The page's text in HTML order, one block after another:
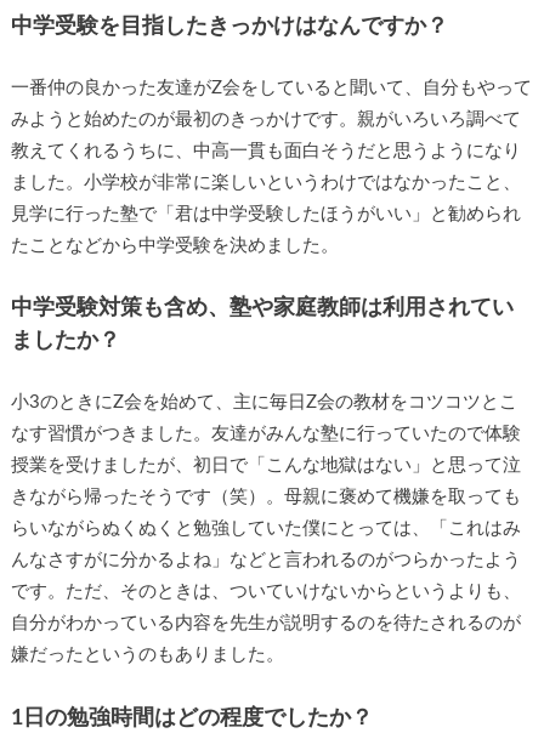
中学受験を目指したきっかけはなんですか？
一番仲の良かった友達がZ会をしていると聞いて、自分もやって
みようと始めたのが最初のきっかけです。親がいろいろ調べて
教えてくれるうちに、中高一貫も面白そうだと思うようになり
ました。小学校が非常に楽しいというわけではなかったこと、
見学に行った塾で「君は中学受験したほうがいい」と勧められ
たことなどから中学受験を決めました。
中学受験対策も含め、塾や家庭教師は利用されてい
ましたか？
小3のときにZ会を始めて、主に毎日Z会の教材をコツコツとこ
なす習慣がつきました。友達がみんな塾に行っていたので体験
授業を受けましたが、初日で「こんな地獄はない」と思って泣
きながら帰ったそうです（笑）。母親に褒めて機嫌を取っても
らいながらぬくぬくと勉強していた僕にとっては、「これはみ
んなさすがに分かるよね」などと言われるのがつらかったよう
です。ただ、そのときは、ついていけないからというよりも、
自分がわかっている内容を先生が説明するのを待たされるのが
嫌だったというのもありました。
1日の勉強時間はどの程度でしたか？